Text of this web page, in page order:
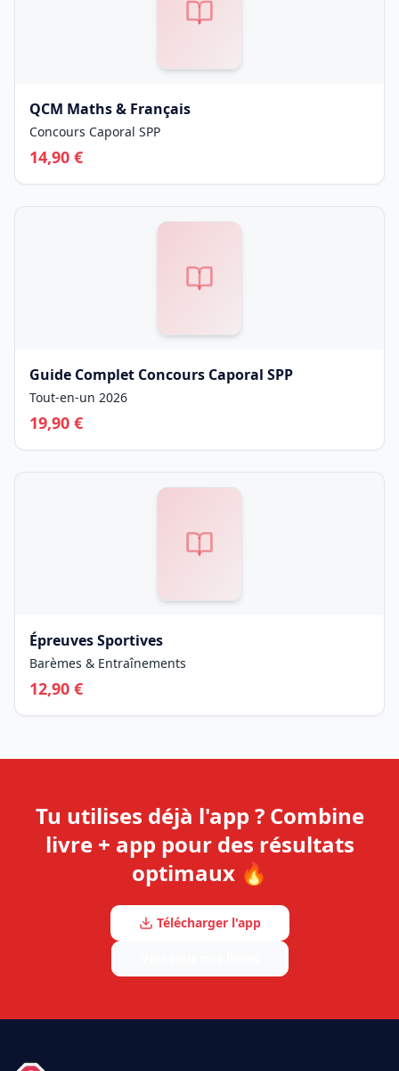
QCM Maths & Français
Concours Caporal SPP
14,90 €
Guide Complet Concours Caporal SPP
Tout-en-un 2026
19,90 €
Épreuves Sportives
Barèmes & Entraînements
12,90 €
Tu utilises déjà l'app ? Combine
livre + app pour des résultats
optimaux 🔥
Télécharger l'app